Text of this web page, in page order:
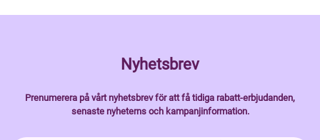
Nyhetsbrev
Prenumerera på vårt nyhetsbrev för att få tidiga rabatt-erbjudanden,
senaste nyheterns och kampanjinformation.